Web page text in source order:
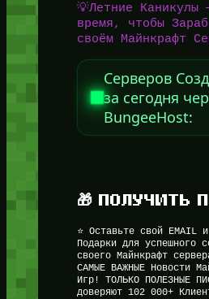
💡Летние Каникулы
время, чтобы
своём Майнкрафт
Серверов
за сегодня
BungeeHost:
🎁 ПОЛУЧИТЬ
⭐ Оставьте свой EMAIL
Подарки для успешного
своего Майнкрафт
САМЫЕ ВАЖНЫЕ Новости
Игр! ТОЛЬКО ПОЛЕЗНЫЕ
доверяют 102 000+